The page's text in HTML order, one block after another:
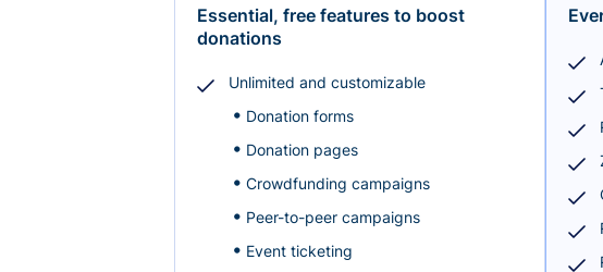
Essential, free features to boost
donations
Unlimited and customizable
Donation forms
Donation pages
Crowdfunding campaigns
Peer-to-peer campaigns
Event ticketing